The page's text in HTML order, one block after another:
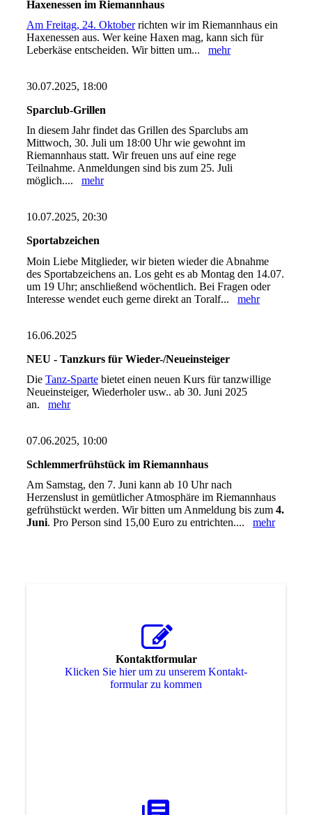
Haxenessen im Riemannhaus
Am Freitag, 24. Oktoberrichten wir im Riemannhaus ein
Haxenessen aus. Wer keine Haxen mag, kann sich für
Leberkäse entscheiden. Wir bitten um... mehr
30.07.2025, 18:00
Sparclub-Grillen
In diesem Jahr findet das Grillen des Sparclubs am
Mittwoch, 30. Juli um 18:00 Uhr wie gewohnt im
Riemannhaus statt. Wir freuen uns auf eine rege
Teilnahme. Anmeldungen sind bis zum 25. Juli
möglich.... mehr
10.07.2025, 20:30
Sportabzeichen
Moin Liebe Mitglieder, wir bieten wieder die Abnahme
des Sportabzeichens an. Los geht es ab Montag den 14.07.
um 19 Uhr; anschließend wöchentlich. Bei Fragen oder
Interesse wendet euch gerne direkt an Toralf... mehr
16.06.2025
NEU - Tanzkurs für Wieder-/Neueinsteiger
Die Tanz-Spartebietet einen neuen Kurs für tanzwillige
Neueinsteiger, Wiederholer usw.. ab 30. Juni 2025
an. mehr
07.06.2025, 10:00
Schlemmerfrühstück im Riemannhaus
Am Samstag, den 7. Juni kann ab 10 Uhr nach
Herzenslust in gemütlicher Atmosphäre im Riemannhaus
gefrühstückt werden. Wir bitten um Anmeldung bis zum 4.
Juni. Pro Person sind 15,00 Euro zu entrichten.... mehr
Kontaktformular
Klicken Sie hier um zu unserem Kon­takt­
for­mu­lar zu kommen